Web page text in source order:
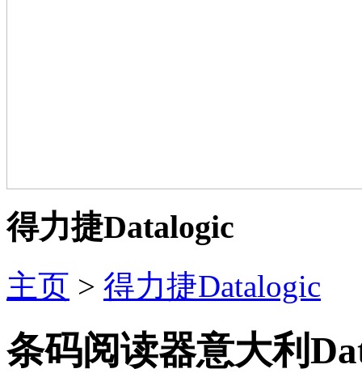
得力捷Datalogic
主页 > 得力捷Datalogic
条码阅读器意大利